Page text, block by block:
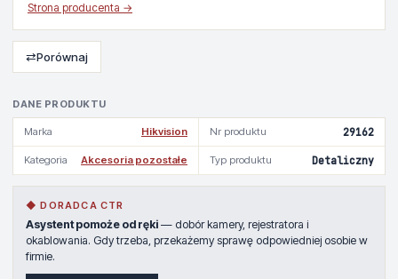
DANE PRODUKTU
Marka Hikvision Nr produktu 29162
Kategoria Akcesoria pozostałe Typ produktu Detaliczny
◆ DORADCA CTR
Asystent pomoże od ręki — dobór kamery, rejestratora i
okablowania. Gdy trzeba, przekażemy sprawę odpowiedniej osobie w
firmie.
Strona producenta →
⇄Porównaj